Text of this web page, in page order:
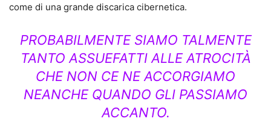
come di una grande discarica cibernetica.
PROBABILMENTE SIAMO TALMENTE
TANTO ASSUEFATTI ALLE ATROCITÀ
CHE NON CE NE ACCORGIAMO
NEANCHE QUANDO GLI PASSIAMO
ACCANTO.